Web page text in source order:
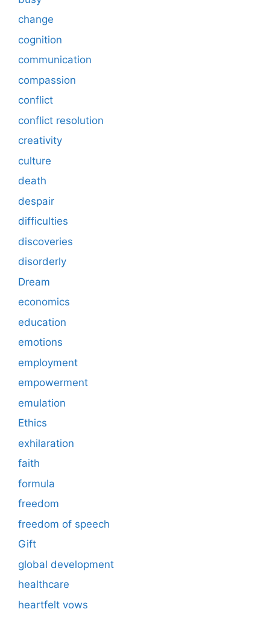
change
cognition
communication
compassion
conflict
conflict resolution
creativity
culture
death
despair
difficulties
discoveries
disorderly
Dream
economics
education
emotions
employment
empowerment
emulation
Ethics
exhilaration
faith
formula
freedom
freedom of speech
Gift
global development
healthcare
heartfelt vows